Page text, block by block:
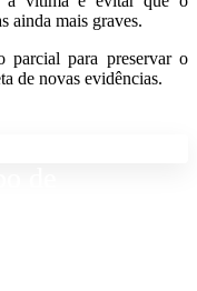
ainda mais graves.
parcial para preservar o
de novas evidências.